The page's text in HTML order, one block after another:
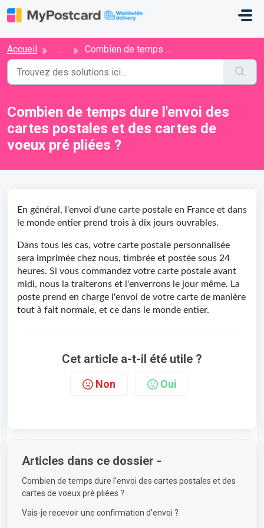
Accueil ... Combien de temps dure l'envoi des cartes postales et ...
Combien de temps dure l'envoi des
cartes postales et des cartes de
voeux pré pliées ?
En général, l'envoi d'une carte postale en France et dans
le monde entier prend trois à dix jours ouvrables.
Dans tous les cas, votre carte postale personnalisée
sera imprimée chez nous, timbrée et postée sous 24
heures. Si vous commandez votre carte postale avant
midi, nous la traiterons et l'enverrons le jour même. La
poste prend en charge l'envoi de votre carte de manière
tout à fait normale, et ce dans le monde entier.
Cet article a-t-il été utile ?
Non Oui
Articles dans ce dossier -
Combien de temps dure l'envoi des cartes postales et des
cartes de voeux pré pliées ?
Vais-je recevoir une confirmation d'envoi ?